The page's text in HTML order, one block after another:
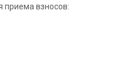
приема взносов: